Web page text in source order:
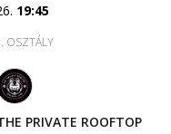
19:45
OSZTÁLY
PRIVATE ROOFTOP